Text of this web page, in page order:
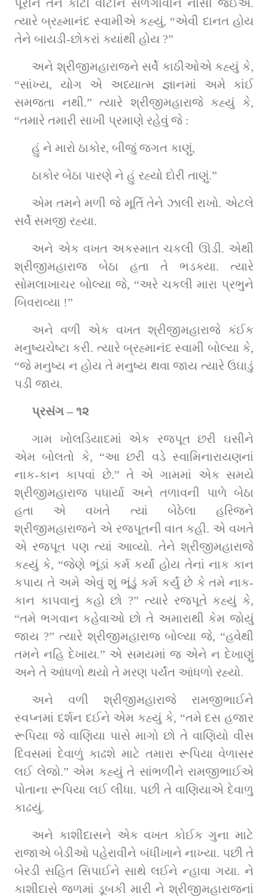
પૂરીને તેને કાંટા વીંટીને સળગાવીને નાસી જઈએ.
ત્‍યારે બ્રહ્માનંદ સ્‍વામીએ કહ્યું, “એવી દાનત હોય
તેને બાયડી-છોકરાં ક્યાંથી હોય ?”
અને શ્રીજીમહારાજને સર્વે કાઠીઓએ કહ્યું કે,
“સાંખ્‍ય, યોગ એ અધ્‍યાત્‍મ જ્ઞાનમાં અમે કાંઈ
સમજતા નથી.” ત્‍યારે શ્રીજીમહારાજે કહ્યું કે,
“તમારે તમારી સાખી પ્રમાણે રહેવું જે :
હું ને મારો ઠાકોર, બીજું જગત કાણું,
ઠાકોર બેઠા પારણે ને હું રહ્યો દોરી તાણું.”
એમ તમને મળી જે મૂર્ત‍િ તેને ઝાલી રાખો. એટલે
સર્વે સમજી રહ્યા.
અને એક વખત અકસ્‍માત ચકલી ઊડી. એથી
શ્રીજીમહારાજ બેઠા હતા તે ભડક્યા. ત્‍યારે
સોમલાખાચર બોલ્‍યા જે, “અરે ચકલી મારા પ્રભુને
બિવરાવ્યા !”
અને વળી એક વખત શ્રીજીમહારાજે કંઈક
મનુષ્‍યચેષ્‍ટા કરી. ત્‍યારે બ્રહ્માનંદ સ્‍વામી બોલ્‍યા કે,
“જે મનુષ્‍ય ન હોય તે મનુષ્‍ય થવા જાય ત્‍યારે ઉઘાડું
પડી જાય.
પ્રસંગ – ૧૨
ગામ ખોલડિયાદમાં એક રજપૂત છરી ઘસીને
એમ બોલતો કે, “આ છરી વડે સ્વામિનારાયણનાં
નાક-કાન કાપવાં છે.” તે એ ગામમાં એક સમયે
શ્રીજીમહારાજ પધાર્યા અને તળાવની પાળે બેઠા
હતા એ વખતે ત્‍યાં બેઠેલા હરિજને
શ્રીજીમહારાજને એ રજપૂતની વાત કહી. એ વખતે
એ રજપૂત પણ ત્‍યાં આવ્‍યો. તેને શ્રીજીમહારાજે
કહ્યું કે, “જેણે ભૂંડાં કર્મ કર્યાં હોય તેનાં નાક કાન
કપાય તે અમે એવું શું ભૂંડું કર્મ કર્યું છે કે તમે નાક-
કાન કાપવાનું કહો છો ?” ત્‍યારે રજપૂતે કહ્યું કે,
“તમે ભગવાન કહેવાઓ છો તે અમારાથી કેમ જોયું
જાય ?” ત્‍યારે શ્રીજીમહારાજ બોલ્‍યા જે, “હવેથી
તમને નહિ દેખાય.” એ સમયમાં જ એને ન દેખાણું
અને તે આંધળો થયો તે મરણ પર્યંત આંધળો રહ્યો.
અને વળી શ્રીજીમહારાજે રામજીભાઈને
સ્વપ્‍નમાં દર્શન દઈને એમ કહ્યું કે, “તમે દસ હજાર
રૂપિયા જે વાણિયા પાસે માગો છો તે વાણિયો વીસ
દિવસમાં દેવાળું કાઢશે માટે તમારા રૂપિયા વેળાસર
લઈ લેજો.” એમ કહ્યું તે સાંભળીને રામજીભાઈએ
પોતાના રૂપિયા લઈ લીધા. પછી તે વાણિયાએ દેવાળુ
કાઢયું.
અને કાશીદાસને એક વખત કોઈક ગુના માટે
રાજાએ બેડીઓ પહેરાવીને બંધીખાને નાખ્‍યા. પછી તે
બેરડી સહિત સિપાઈને સાથે લઈને ન્‍હાવા ગયા. ને
કાશીદાસે જળમાં ડૂબકી મારી ને શ્રીજીમહારાજનાં